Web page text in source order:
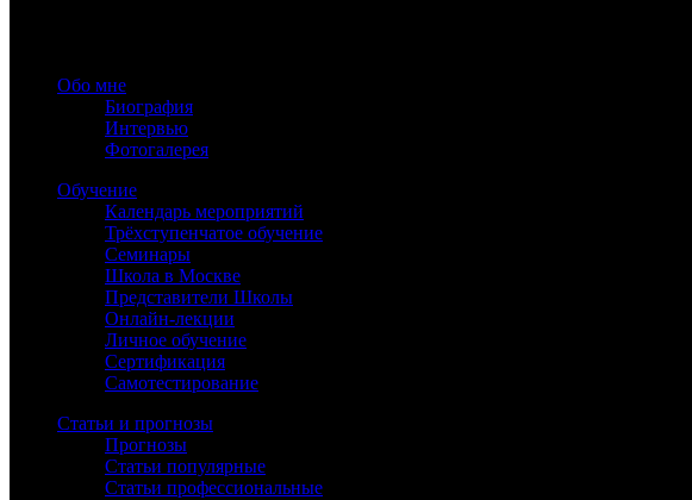
Обо мне
Биография
Интервью
Фотогалерея
Обучение
Календарь мероприятий
Трёхступенчатое обучение
Семинары
Школа в Москве
Представители Школы
Онлайн-лекции
Личное обучение
Сертификация
Самотестирование
Статьи и прогнозы
Прогнозы
Статьи популярные
Статьи профессиональные